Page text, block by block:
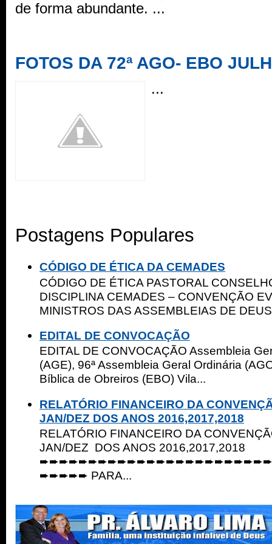
de forma abundante. ...
FOTOS DA 72ª AGO- EBO
...
Postagens Populares
CÓDIGO DE ÉTICA DA CEMADES
CÓDIGO DE ÉTICA PASTORAL
DISCIPLINA CEMADES – CONVENÇÃO
MINISTROS DAS ASSEMBLEIAS DE
EDITAL DE CONVOCAÇÃO
EDITAL DE CONVOCAÇÃO Assembleia
(AGE), 96ª Assembleia Geral Ordinária
Bíblica de Obreiros (EBO) Vila...
RELATÓRIO FINANCEIRO DA
JAN/DEZ DOS ANOS 2016,2017,2018
RELATÓRIO FINANCEIRO DA
JAN/DEZ DOS ANOS 2016,2017,2018
➨➨➨➨➨ PARA...